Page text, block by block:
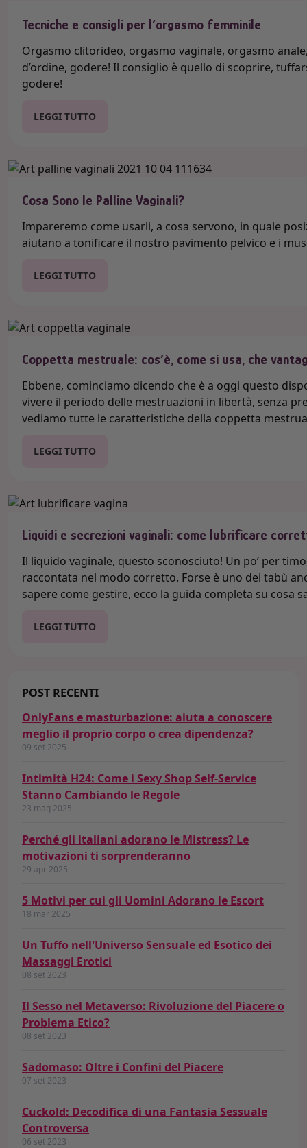
Tecniche e consigli per l’orgasmo femminile
Orgasmo clitorideo, orgasmo vaginale, orgasmo
d’ordine, godere! Il consiglio è quello di scoprire,
godere!
LEGGI TUTTO
Cosa Sono le Palline Vaginali?
Impareremo come usarli, a cosa servono, in quale
aiutano a tonificare il nostro pavimento pelvico e i
LEGGI TUTTO
Coppetta mestruale: cos’è, come si usa, che
Ebbene, cominciamo dicendo che è a oggi questo
vivere il periodo delle mestruazioni in libertà, senza
vediamo tutte le caratteristiche della coppetta
LEGGI TUTTO
Liquidi e secrezioni vaginali: come lubrificare
Il liquido vaginale, questo sconosciuto! Un po’ per
raccontata nel modo corretto. Forse è uno dei tabù
sapere come gestire, ecco la guida completa su cosa
LEGGI TUTTO
POST RECENTI
OnlyFans e masturbazione: aiuta a conoscere
meglio il proprio corpo o crea dipendenza?
09 set 2025
Intimità H24: Come i Sexy Shop Self-Service
Stanno Cambiando le Regole
23 mag 2025
Perché gli italiani adorano le Mistress? Le
motivazioni ti sorprenderanno
29 apr 2025
5 Motivi per cui gli Uomini Adorano le Escort
18 mar 2025
Un Tuffo nell'Universo Sensuale ed Esotico dei
Massaggi Erotici
08 set 2023
Il Sesso nel Metaverso: Rivoluzione del Piacere o
Problema Etico?
08 set 2023
Sadomaso: Oltre i Confini del Piacere
07 set 2023
Cuckold: Decodifica di una Fantasia Sessuale
Controversa
06 set 2023